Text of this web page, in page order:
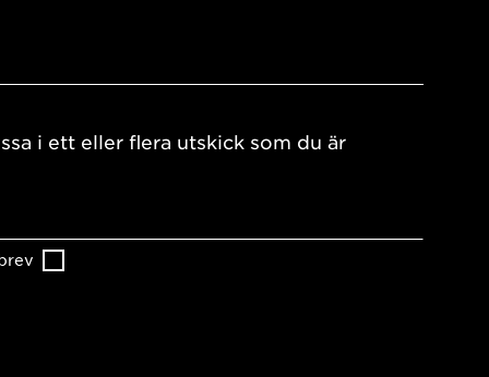
i ett eller flera utskick som du är